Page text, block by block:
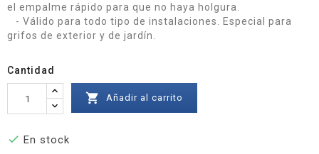
el empalme rápido para que no haya holgura.
- Válido para todo tipo de instalaciones. Especial para
grifos de exterior y de jardín.
Cantidad
 Añadir al carrito
 En stock